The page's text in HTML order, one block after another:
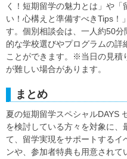
く！短期留学の魅力とは」や
い！心構えと準備すべきTips！
す。個別相談会は、一人約50
的な学校選びやプログラムの詳
ことができます。※当日の見積
が難しい場合があります。
まとめ
夏の短期留学スペシャルDAYS
を検討している方々を対象に、
て、留学実現をサポートする
ンや、参加者特典も用意されて